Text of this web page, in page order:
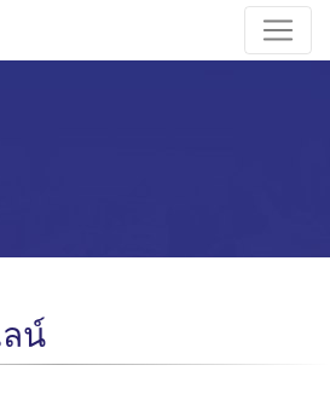
น์